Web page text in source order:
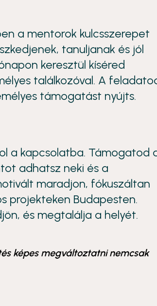
a mentorok kulcsszerepet
tanuljanak és jól
keresztül kíséred
találkozóval. A
támogatást nyújts.
a kapcsolatba. Támogatod
adhatsz neki és a
maradjon, fókuszáltan
projekteken Budapesten.
és megtalálja a helyét.
képes megváltoztatni nemcsak